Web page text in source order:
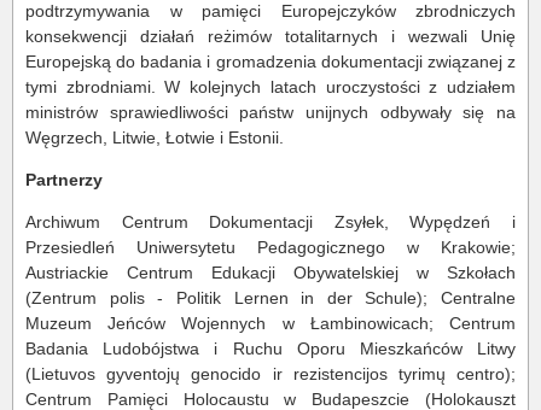
podtrzymywania w pamięci Europejczyków zbrodniczych
konsekwencji działań reżimów totalitarnych i wezwali Unię
Europejską do badania i gromadzenia dokumentacji związanej z
tymi zbrodniami. W kolejnych latach uroczystości z udziałem
ministrów sprawiedliwości państw unijnych odbywały się na
Węgrzech, Litwie, Łotwie i Estonii.
Partnerzy
Archiwum Centrum Dokumentacji Zsyłek, Wypędzeń i
Przesiedleń Uniwersytetu Pedagogicznego w Krakowie;
Austriackie Centrum Edukacji Obywatelskiej w Szkołach
(Zentrum polis - Politik Lernen in der Schule); Centralne
Muzeum Jeńców Wojennych w Łambinowicach; Centrum
Badania Ludobójstwa i Ruchu Oporu Mieszkańców Litwy
(Lietuvos gyventojų genocido ir rezistencijos tyrimų centro);
Centrum Pamięci Holocaustu w Budapeszcie (Holokauszt